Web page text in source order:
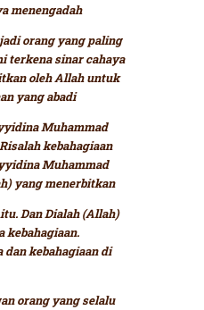
menengadah
orang yang paling
terkena sinar cahaya
oleh Allah untuk
yang abadi
Muhammad
kebahagiaan
Muhammad
yang menerbitkan
Dan Dialah (Allah)
kebahagiaan.
dan kebahagiaan di
orang yang selalu